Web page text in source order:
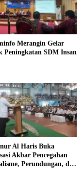
Merangin Gelar
Peningkatan SDM Insan
Al Haris Buka
Akbar Pencegahan
Perundungan, dan